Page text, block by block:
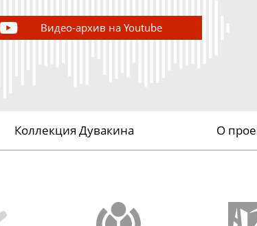
Видео-архив на Youtube
Коллекция Дувакина О